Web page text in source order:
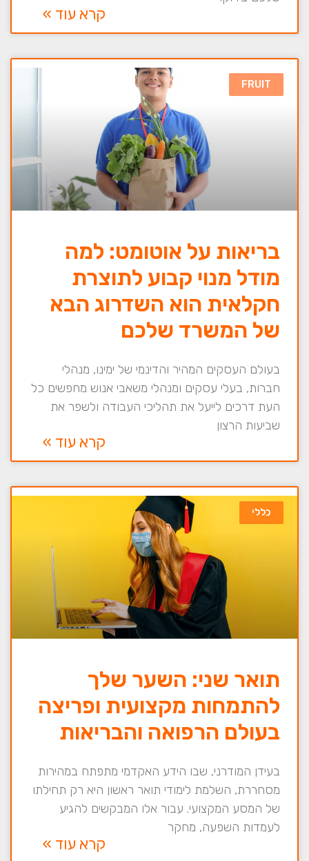
קרא עוד »
FRUIT
בריאות על אוטומט: למה
מודל מנוי קבוע לתוצרת
חקלאית הוא השדרוג הבא
של המשרד שלכם
בעולם העסקים המהיר והדינמי של ימינו, מנהלי
חברות, בעלי עסקים ומנהלי משאבי אנוש מחפשים כל
העת דרכים לייעל את תהליכי העבודה ולשפר את
שביעות הרצון
קרא עוד »
כללי
תואר שני: השער שלך
להתמחות מקצועית ופריצה
בעולם הרפואה והבריאות
בעידן המודרני, שבו הידע האקדמי מתפתח במהירות
מסחררת, השלמת לימודי תואר ראשון היא רק תחילתו
של המסע המקצועי. עבור אלו המבקשים להגיע
לעמדות השפעה, מחקר
קרא עוד »